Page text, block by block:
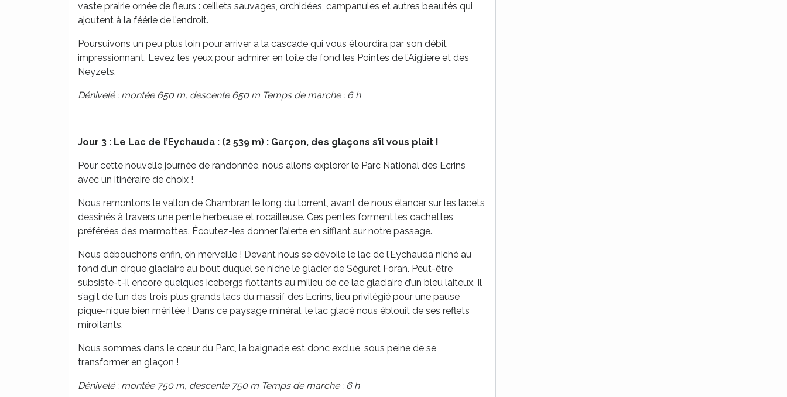
vaste prairie ornée de fleurs : œillets sauvages, orchidées, campanules et autres beautés qui
ajoutent à la féérie de l’endroit.
Poursuivons un peu plus loin pour arriver à la cascade qui vous étourdira par son débit
impressionnant. Levez les yeux pour admirer en toile de fond les Pointes de l’Aigliere et des
Neyzets.
Dénivelé : montée 650 m, descente 650 m Temps de marche : 6 h
Jour 3 : Le Lac de l’Eychauda : (2 539 m) : Garçon, des glaçons s’il vous plaît !
Pour cette nouvelle journée de randonnée, nous allons explorer le Parc National des Ecrins
avec un itinéraire de choix !
Nous remontons le vallon de Chambran le long du torrent, avant de nous élancer sur les lacets
dessinés à travers une pente herbeuse et rocailleuse. Ces pentes forment les cachettes
préférées des marmottes. Écoutez-les donner l’alerte en sifflant sur notre passage.
Nous débouchons enfin, oh merveille ! Devant nous se dévoile le lac de l’Eychauda niché au
fond d’un cirque glaciaire au bout duquel se niche le glacier de Séguret Foran. Peut-être
subsiste-t-il encore quelques icebergs flottants au milieu de ce lac glaciaire d’un bleu laiteux. Il
s’agit de l’un des trois plus grands lacs du massif des Ecrins, lieu privilégié pour une pause
pique-nique bien méritée ! Dans ce paysage minéral, le lac glacé nous éblouit de ses reflets
miroitants.
Nous sommes dans le cœur du Parc, la baignade est donc exclue, sous peine de se
transformer en glaçon !
Dénivelé : montée 750 m, descente 750 m Temps de marche : 6 h